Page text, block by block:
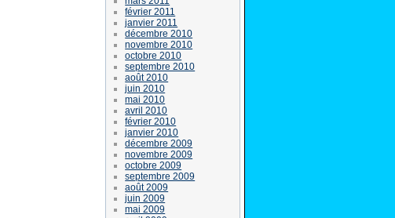
février 2011
janvier 2011
décembre 2010
novembre 2010
octobre 2010
septembre 2010
août 2010
juin 2010
mai 2010
avril 2010
février 2010
janvier 2010
décembre 2009
novembre 2009
octobre 2009
septembre 2009
août 2009
juin 2009
mai 2009